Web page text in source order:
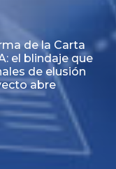
2026 de la
Actualización y
de